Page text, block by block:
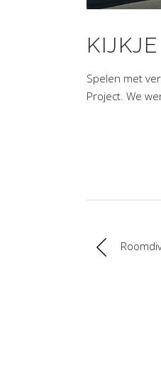
Spelen met
Project. We